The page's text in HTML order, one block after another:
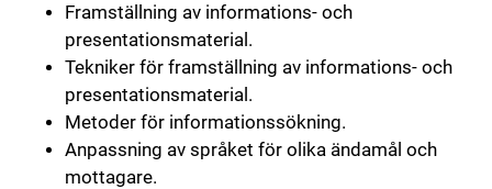
Framställning av informations- och
presentationsmaterial.
Tekniker för framställning av informations- och
presentationsmaterial.
Metoder för informationssökning.
Anpassning av språket för olika ändamål och
mottagare.